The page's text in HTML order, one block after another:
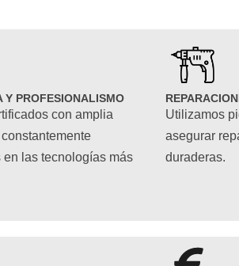
Y PROFESIONALISMO
con amplia
las tecnologías más
Utilizamos
asegurar
duraderas.